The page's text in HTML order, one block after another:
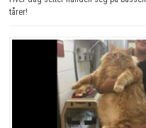
tårer!